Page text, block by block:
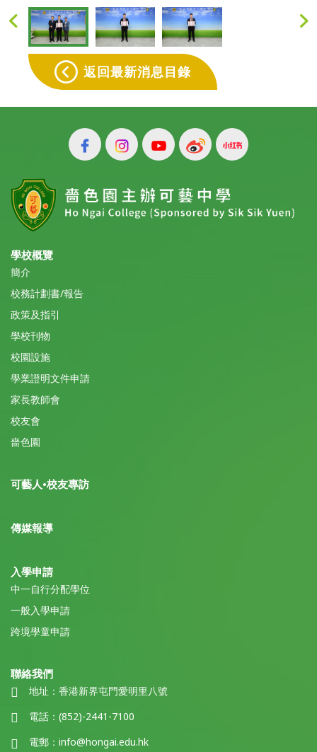
返回最新消息目錄
學校概覽
簡介
校務計劃書/報告
政策及指引
學校刊物
校園設施
學業證明文件申請
家長教師會
校友會
嗇色園
可藝人•校友專訪
傳媒報導
入學申請
中一自行分配學位
一般入學申請
跨境學童申請
聯絡我們
地址： 香港新界屯門愛明里八號
電話： (852)-2441-7100
電郵： info@hongai.edu.hk